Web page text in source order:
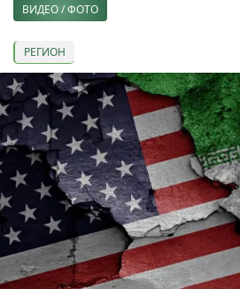
ВИДЕО / ФОТО
РЕГИОН